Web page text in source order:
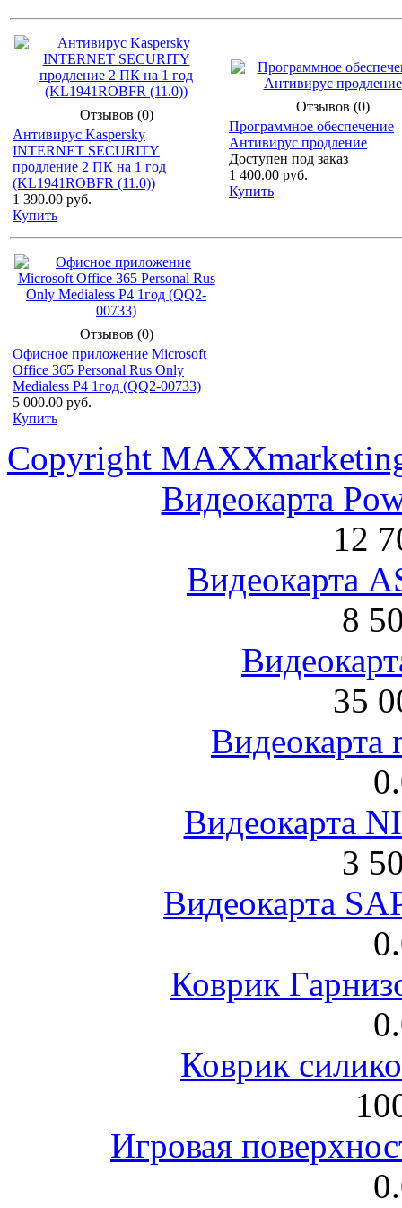
Отзывов (0)
Антивирус Kaspersky
INTERNET SECURITY
продление 2 ПК на 1 год
(KL1941ROBFR (11.0))
1 390.00 руб.
Купить
Отзывов (0)
Программное обеспечение
Антивирус продление
Доступен под заказ
1 400.00 руб.
Купить
Отзывов (0)
Офисное приложение Microsoft
Office 365 Personal Rus Only
Medialess P4 1год (QQ2-00733)
5 000.00 руб.
Купить
Copyright
Видеокарта
12
Видеокарта
8
35
Видеокарта
Видеокарта
3
Видеокарта
Коврик
Коврик
Игровая